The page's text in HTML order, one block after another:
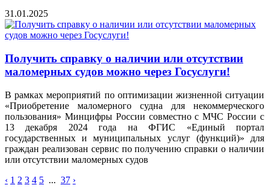
31.01.2025
Получить справку о наличии или отсутствии
маломерных судов можно через Госуслуги!
В рамках мероприятий по оптимизации жизненной ситуации
«Приобретение маломерного судна для некоммерческого
пользования» Минцифры России совместно с МЧС России с
13 декабря 2024 года на ФГИС «Единый портал
государственных и муниципальных услуг (функций)» для
граждан реализован сервис по получению справки о наличии
или отсутствии маломерных судов
‹ 1 2 3 4 5 ... 37 ›